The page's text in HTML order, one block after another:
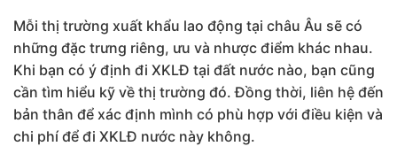
Mỗi thị trường xuất khẩu lao động tại châu Âu sẽ có
những đặc trưng riêng, ưu và nhược điểm khác nhau.
Khi bạn có ý định đi XKLĐ tại đất nước nào, bạn cũng
cần tìm hiểu kỹ về thị trường đó. Đồng thời, liên hệ đến
bản thân để xác định mình có phù hợp với điều kiện và
chi phí để đi XKLĐ nước này không.